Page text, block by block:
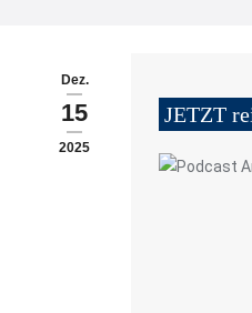
Dez.
15
2025
JETZT